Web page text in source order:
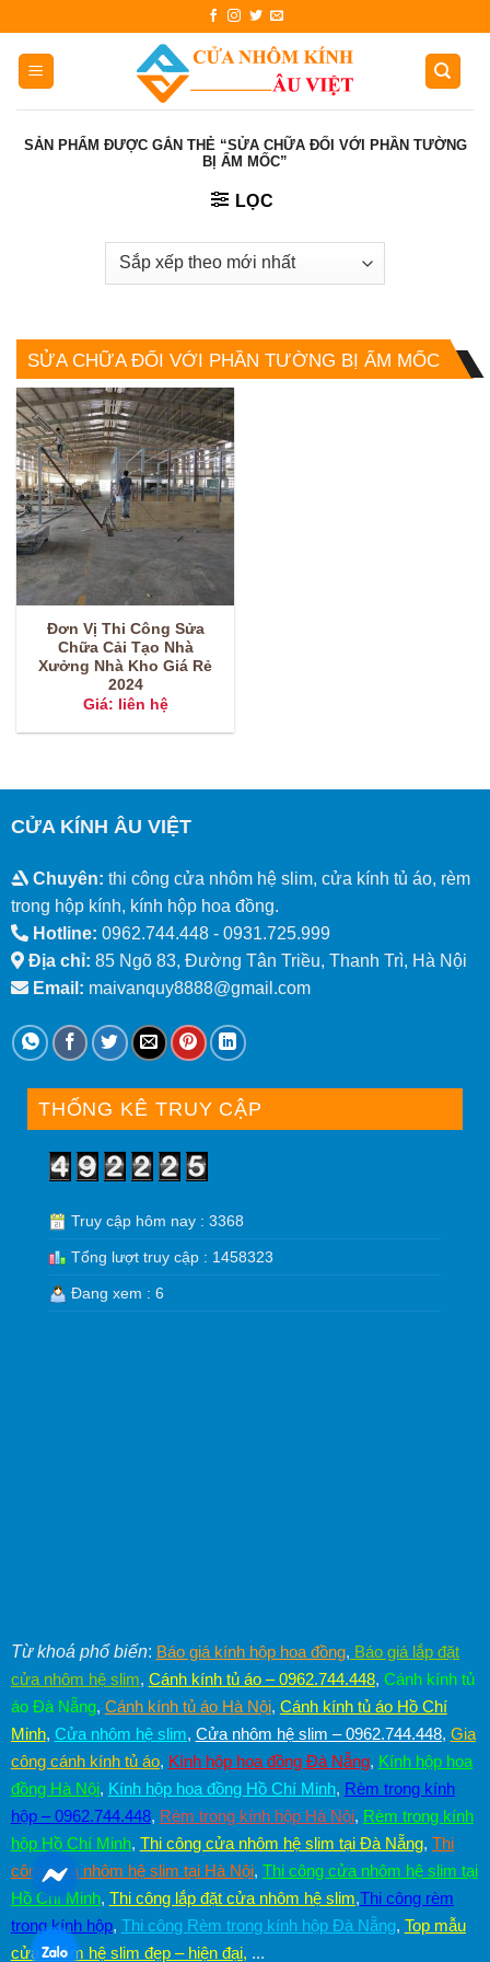
content
SẢN PHẨM ĐƯỢC GẮN THẺ “SỬA CHỮA ĐỐI VỚI PHẦN TƯỜNG
BỊ ẨM MỐC”
LỌC
SỬA CHỮA ĐỐI VỚI PHẦN TƯỜNG BỊ ẨM MỐC
Đơn Vị Thi Công Sửa
Chữa Cải Tạo Nhà
Xưởng Nhà Kho Giá Rẻ
2024
Giá: liên hệ
CỬA KÍNH ÂU VIỆT
Chuyên: thi công cửa nhôm hệ slim, cửa kính tủ áo, rèm
trong hộp kính, kính hộp hoa đồng.
Hotline: 0962.744.448 - 0931.725.999
Địa chỉ: 85 Ngõ 83, Đường Tân Triều, Thanh Trì, Hà Nội
Email: maivanquy8888@gmail.com
THỐNG KÊ TRUY CẬP
Truy cập hôm nay : 3368
Tổng lượt truy cập : 1458323
Đang xem : 6
Từ khoá phổ biến: Báo giá kính hộp hoa đồng, Báo giá lắp đặt
cửa nhôm hệ slim, Cánh kính tủ áo – 0962.744.448, Cánh kính tủ
áo Đà Nẵng, Cánh kính tủ áo Hà Nội, Cánh kính tủ áo Hồ Chí
Minh, Cửa nhôm hệ slim, Cửa nhôm hệ slim – 0962.744.448, Gia
công cánh kính tủ áo, Kính hộp hoa đồng Đà Nẵng, Kính hộp hoa
đồng Hà Nội, Kính hộp hoa đồng Hồ Chí Minh, Rèm trong kính
hộp – 0962.744.448, Rèm trong kính hộp Hà Nội, Rèm trong kính
hộp Hồ Chí Minh, Thi công cửa nhôm hệ slim tại Đà Nẵng, Thi
công cửa nhôm hệ slim tại Hà Nội, Thi công cửa nhôm hệ slim tại
Hồ Chí Minh, Thi công lắp đặt cửa nhôm hệ slim,Thi công rèm
trong kính hộp, Thi công Rèm trong kính hộp Đà Nẵng, Top mẫu
cửa nhôm hệ slim đẹp – hiện đại, ...